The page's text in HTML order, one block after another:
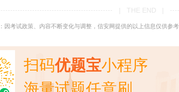
| THE END |
因考试政策、内容不断变化与调整，信安网提供的以上信息仅供参
扫码优题宝小程序